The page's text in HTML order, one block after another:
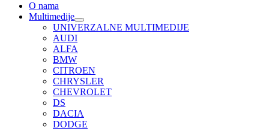
O nama
Multimedije
UNIVERZALNE MULTIMEDIJE
AUDI
ALFA
BMW
CITROEN
CHRYSLER
CHEVROLET
DS
DACIA
DODGE